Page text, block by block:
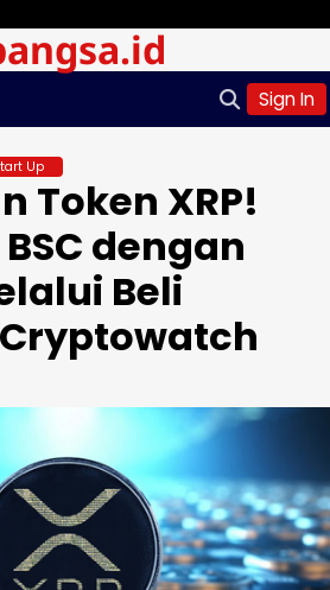
Sign In
Up
Token XRP!
BSC dengan
Beli